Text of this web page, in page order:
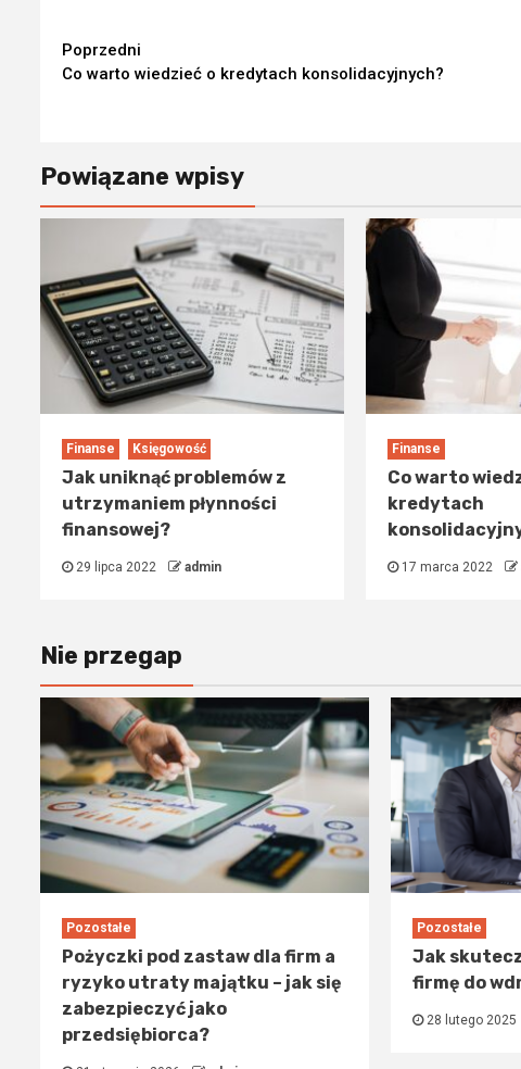
Continue
Reading
Poprzedni
Co warto wiedzieć o kredytach konsolidacyjnych?
Powiązane wpisy
Finanse Księgowość
Jak uniknąć problemów z
utrzymaniem płynności
finansowej?
29 lipca 2022 admin
Finanse
Co warto
kredytach
17 marca 2022
Nie przegap
Pozostałe
Pożyczki pod zastaw dla firm a
ryzyko utraty majątku – jak się
zabezpieczyć jako
przedsiębiorca?
Pozostałe
Jak
firmę do
28 lutego 2025